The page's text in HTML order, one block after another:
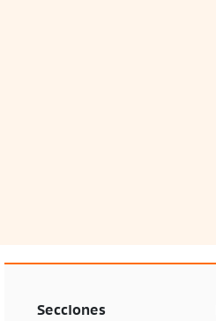
Secciones